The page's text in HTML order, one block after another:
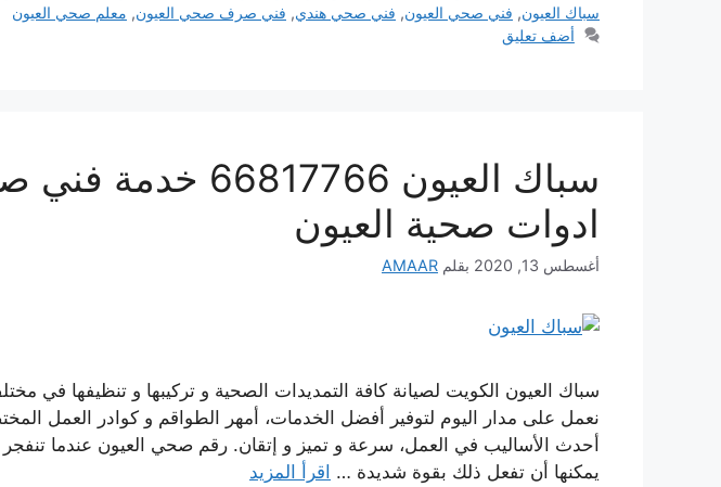
سباك العيون, فني صحي العيون, فني صحي هندي, فني صرف صحي العيون, معلم صحي العيون
أضف تعليق
سباك العيون
ادوات صحية العيون
أغسطس 13, 2020 بقلم AMAAR
سباك العيون الكويت لصيانة كافة التمديدات الصحية و تركيبها و تنظيفها في
نعمل على مدار اليوم لتوفير أفضل الخدمات، أمهر الطواقم و كوادر العمل
أحدث الأساليب في العمل، سرعة و تميز و إتقان. رقم صحي العيون عندما
يمكنها أن تفعل ذلك بقوة شديدة … اقرأ المزيد